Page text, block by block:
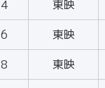
東映
東映
東映